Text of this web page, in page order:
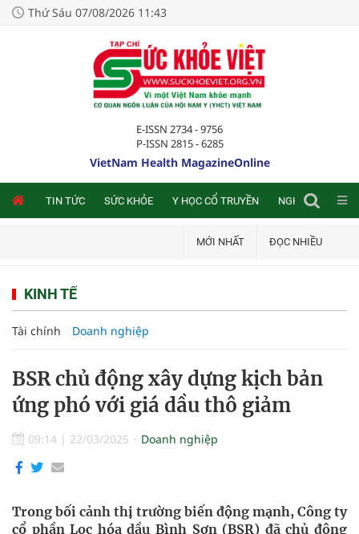
Thứ Sáu 07/08/2026 11:43
E-ISSN 2734 - 9756
P-ISSN 2815 - 6285
VietNam Health MagazineOnline
TIN TỨC SỨC KHỎE Y HỌC CỔ TRUYỀN NGHIÊN CỨU
MỚI NHẤT ĐỌC NHIỀU
KINH TẾ
Tài chính Doanh nghiệp
BSR chủ động xây dựng kịch bản
ứng phó với giá dầu thô giảm
09:14 | 22/03/2025 Doanh nghiệp
Trong bối cảnh thị trường biến động mạnh, Công ty
cổ phần Lọc hóa dầu Bình Sơn (BSR) đã chủ động